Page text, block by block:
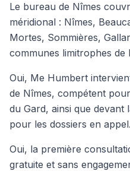
Le bureau de Nîmes
méridional : Nîmes,
Mortes, Sommières,
communes limitrophes de
Oui, Me Humbert
de Nîmes, compétent
du Gard, ainsi que
pour les dossiers en appel.
Oui, la première
gratuite et sans